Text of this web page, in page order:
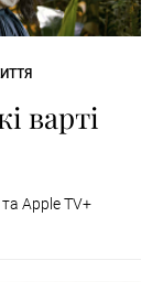
варті
Apple TV+